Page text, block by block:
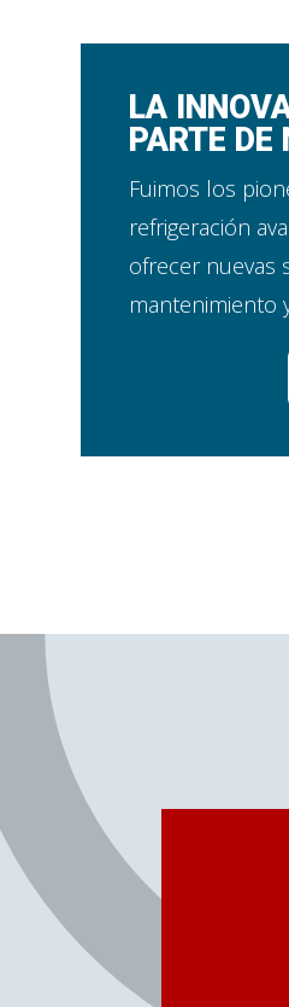
LA
PARTE DE
Fuimos los
refrigeración
ofrecer nuevas
mantenimiento